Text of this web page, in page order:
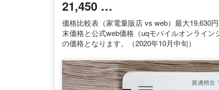
21,450 …
価格比較表（家電量販店 vs web）最大19,630
末価格と公式web価格（uqモバイルオンライ
の価格となります。（2020年10月中旬）